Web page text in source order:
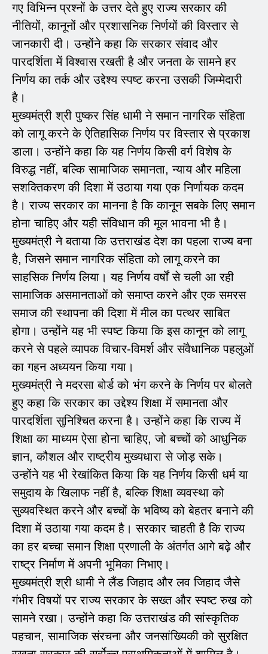
गए विभिन्न प्रश्नों के उत्तर देते हुए राज्य सरकार की
नीतियों, कानूनों और प्रशासनिक निर्णयों की विस्तार से
जानकारी दी। उन्होंने कहा कि सरकार संवाद और
पारदर्शिता में विश्वास रखती है और जनता के सामने हर
निर्णय का तर्क और उद्देश्य स्पष्ट करना उसकी जिम्मेदारी
है।
मुख्यमंत्री श्री पुष्कर सिंह धामी ने समान नागरिक संहिता
को लागू करने के ऐतिहासिक निर्णय पर विस्तार से प्रकाश
डाला। उन्होंने कहा कि यह निर्णय किसी वर्ग विशेष के
विरुद्ध नहीं, बल्कि सामाजिक समानता, न्याय और महिला
सशक्तिकरण की दिशा में उठाया गया एक निर्णायक कदम
है। राज्य सरकार का मानना है कि कानून सबके लिए समान
होना चाहिए और यही संविधान की मूल भावना भी है।
मुख्यमंत्री ने बताया कि उत्तराखंड देश का पहला राज्य बना
है, जिसने समान नागरिक संहिता को लागू करने का
साहसिक निर्णय लिया। यह निर्णय वर्षों से चली आ रही
सामाजिक असमानताओं को समाप्त करने और एक समरस
समाज की स्थापना की दिशा में मील का पत्थर साबित
होगा। उन्होंने यह भी स्पष्ट किया कि इस कानून को लागू
करने से पहले व्यापक विचार-विमर्श और संवैधानिक पहलुओं
का गहन अध्ययन किया गया।
मुख्यमंत्री ने मदरसा बोर्ड को भंग करने के निर्णय पर बोलते
हुए कहा कि सरकार का उद्देश्य शिक्षा में समानता और
पारदर्शिता सुनिश्चित करना है। उन्होंने कहा कि राज्य में
शिक्षा का माध्यम ऐसा होना चाहिए, जो बच्चों को आधुनिक
ज्ञान, कौशल और राष्ट्रीय मुख्यधारा से जोड़ सके।
उन्होंने यह भी रेखांकित किया कि यह निर्णय किसी धर्म या
समुदाय के खिलाफ नहीं है, बल्कि शिक्षा व्यवस्था को
सुव्यवस्थित करने और बच्चों के भविष्य को बेहतर बनाने की
दिशा में उठाया गया कदम है। सरकार चाहती है कि राज्य
का हर बच्चा समान शिक्षा प्रणाली के अंतर्गत आगे बढ़े और
राष्ट्र निर्माण में अपनी भूमिका निभाए।
मुख्यमंत्री श्री धामी ने लैंड जिहाद और लव जिहाद जैसे
गंभीर विषयों पर राज्य सरकार के सख्त और स्पष्ट रुख को
सामने रखा। उन्होंने कहा कि उत्तराखंड की सांस्कृतिक
पहचान, सामाजिक संरचना और जनसांख्यिकी को सुरक्षित